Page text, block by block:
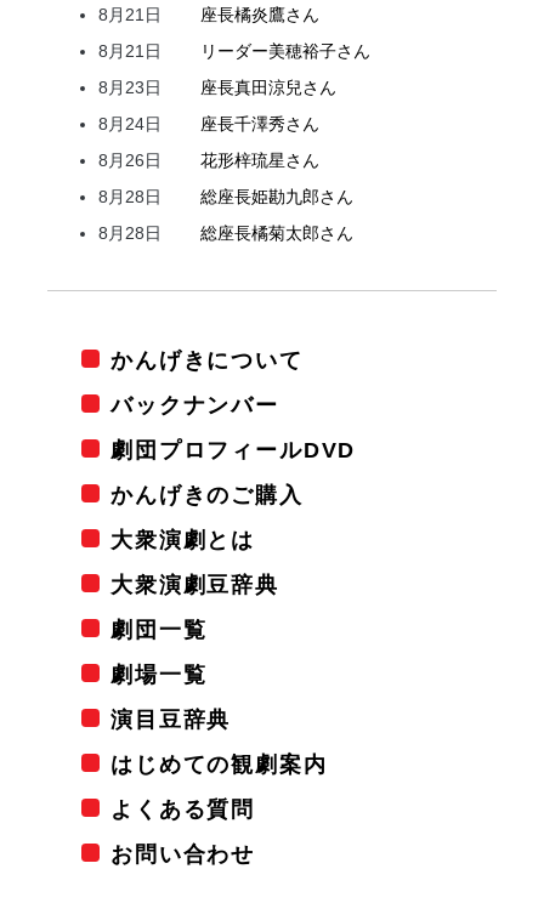
8月21日
座長橘炎鷹さん
8月21日
リーダー美穂裕子さん
8月23日
座長真田涼兒さん
8月24日
座長千澤秀さん
8月26日
花形梓琉星さん
8月28日
総座長姫勘九郎さん
8月28日
総座長橘菊太郎さん
かんげきについて
バックナンバー
劇団プロフィールDVD
かんげきのご購入
大衆演劇とは
大衆演劇豆辞典
劇団一覧
劇場一覧
演目豆辞典
はじめての観劇案内
よくある質問
お問い合わせ